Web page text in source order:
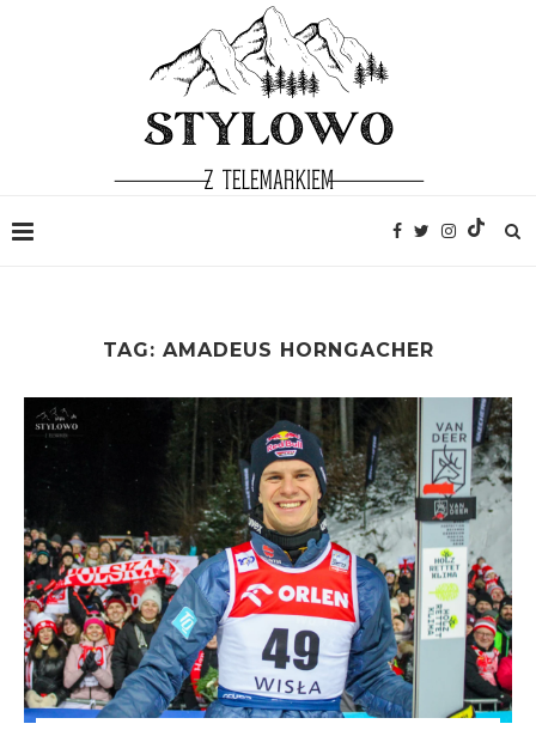
TAG: AMADEUS HORNGACHER